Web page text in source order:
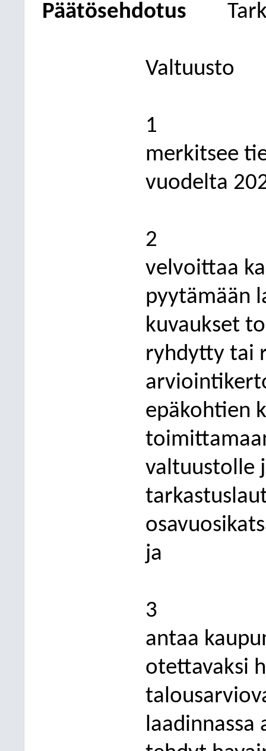
Päätösehdotus
Valtuusto
1
merkitsee
vuodelta
2
velvoittaa
pyytämään
kuvaukset
ryhdytty tai
epäkohtien
valtuustolle
ja
3
antaa
otettavaksi
laadinnassa